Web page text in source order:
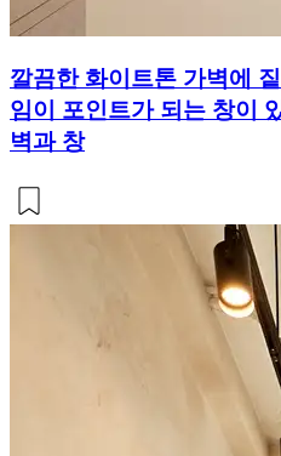
깔끔한 화이트톤 가벽에
임이 포인트가 되는 창이
벽과 창